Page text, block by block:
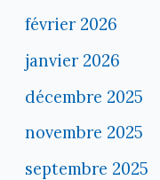
février 2026
janvier 2026
décembre 2025
novembre 2025
septembre 2025